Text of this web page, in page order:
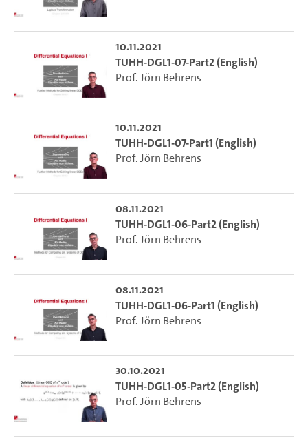
10.11.2021
TUHH-DGL1-07-Part2 (English)
Prof. Jörn Behrens
10.11.2021
TUHH-DGL1-07-Part1 (English)
Prof. Jörn Behrens
08.11.2021
TUHH-DGL1-06-Part2 (English)
Prof. Jörn Behrens
08.11.2021
TUHH-DGL1-06-Part1 (English)
Prof. Jörn Behrens
30.10.2021
TUHH-DGL1-05-Part2 (English)
Prof. Jörn Behrens